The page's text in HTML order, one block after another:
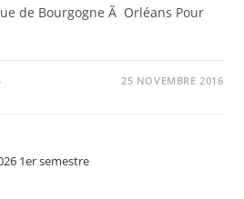
de Bourgogne Ã Orléans Pour
SUR 25 NOVEMBRE 2016
1er semestre